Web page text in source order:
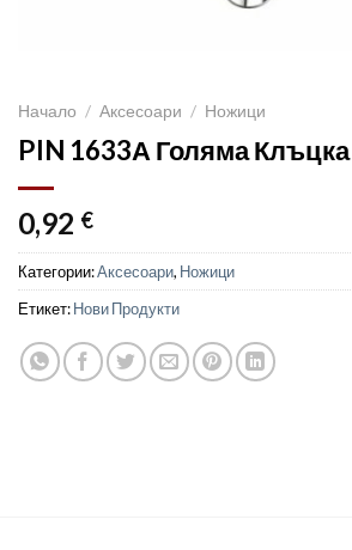
Начало / Аксесоари / Ножици
PIN 1633А Голяма Клъцка
0,92 €
Категории:Аксесоари, Ножици
Етикет:Нови Продукти